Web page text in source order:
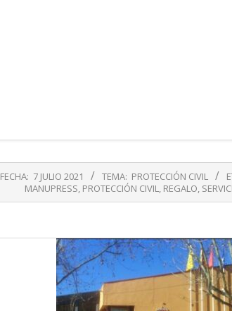
FECHA: 7 JULIO 2021 TEMA: PROTECCIÓN CIVIL
MANUPRESS, PROTECCIÓN CIVIL, REGALO,